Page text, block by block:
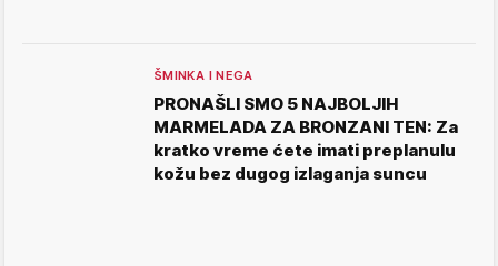
ŠMINKA I NEGA
PRONAŠLI SMO 5 NAJBOLJIH
MARMELADA ZA BRONZANI TEN: Za
kratko vreme ćete imati preplanulu
kožu bez dugog izlaganja suncu